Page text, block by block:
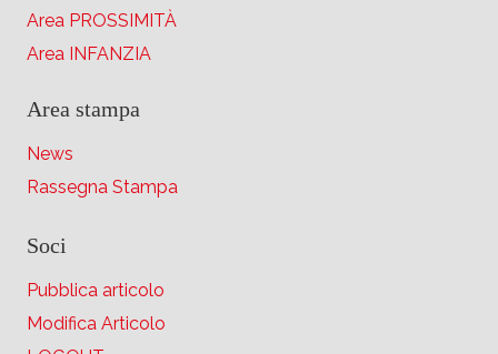
Area PROSSIMITÀ
Area INFANZIA
Area stampa
News
Rassegna Stampa
Soci
Pubblica articolo
Modifica Articolo